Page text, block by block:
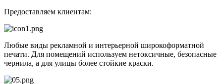
Предоставляем клиентам:
Любые виды рекламной и интерьерной широкоформатной
печати. Для помещений используем нетоксичные, безопасные
чернила, а для улицы более стойкие краски.